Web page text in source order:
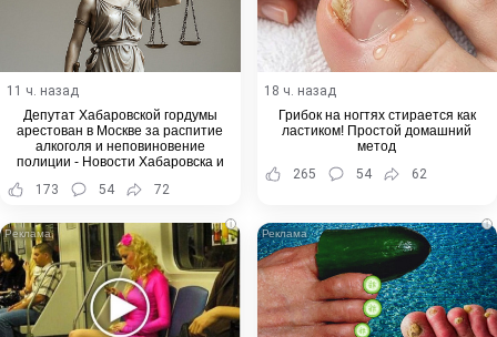
11 ч. назад
Депутат Хабаровской гордумы
арестован в Москве за распитие
алкоголя и неповиновение
полиции - Новости Хабаровска и
173 54 72
18 ч. назад
Грибок на ногтях стирается как
ластиком! Простой домашний
метод
265
54 62
i i